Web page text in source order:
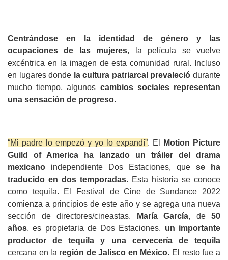
Centrándose en la identidad de género y las
ocupaciones de las mujeres, la película se vuelve
excéntrica en la imagen de esta comunidad rural. Incluso
en lugares donde la cultura patriarcal prevaleció durante
mucho tiempo, algunos cambios sociales representan
una sensación de progreso.
“Mi padre lo empezó y yo lo expandí”. El
Motion Picture
Guild of America
ha lanzado un tráiler del drama
mexicano independiente Dos Estaciones, que se ha
traducido en dos temporadas. Esta historia se conoce
como tequila. El Festival de Cine de Sundance 2022
comienza a principios de este año y se agrega una nueva
sección de directores/cineastas.
María García, de 50
años, es propietaria de Dos Estaciones, un importante
productor de tequila y una cervecería de tequila
cercana en la región de Jalisco en México. El resto fue a